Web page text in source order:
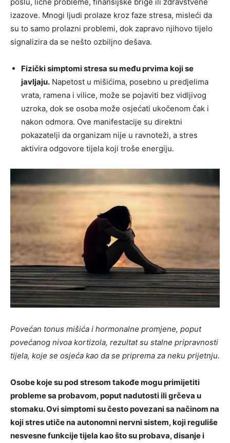
izazove. Mnogi ljudi prolaze kroz faze stresa, misleći da
su to samo prolazni problemi, dok zapravo njihovo tijelo
signalizira da se nešto ozbiljno dešava.
Fizički simptomi stresa su među prvima koji se
javljaju. Napetost u mišićima, posebno u predjelima
vrata, ramena i vilice, može se pojaviti bez vidljivog
uzroka, dok se osoba može osjećati ukočenom čak i
nakon odmora. Ove manifestacije su direktni
pokazatelji da organizam nije u ravnoteži, a stres
aktivira odgovore tijela koji troše energiju.
Povećan tonus mišića i hormonalne promjene, poput
povećanog nivoa kortizola, rezultat su stalne pripravnosti
tijela, koje se osjeća kao da se priprema za neku prijetnju.
Osobe koje su pod stresom takođe mogu primijetiti
probleme sa probavom, poput nadutosti ili grčeva u
stomaku. Ovi simptomi su često povezani sa načinom na
koji stres utiče na autonomni nervni sistem, koji reguliše
nesvesne funkcije tijela kao što su probava, disanje i